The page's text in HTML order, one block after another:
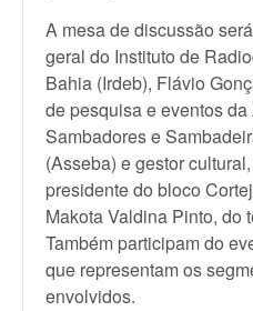
A mesa de discussão
geral do Instituto de
Bahia (Irdeb), Flávio
de pesquisa e eventos
Sambadores e
(Asseba) e gestor
presidente do bloco
Makota Valdina Pinto, do
Também participam do
que representam os
envolvidos.